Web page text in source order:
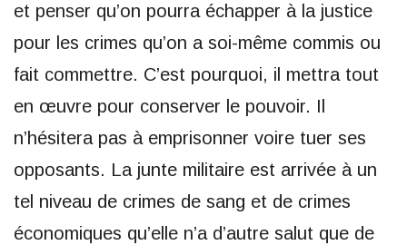
et penser qu’on pourra échapper à la justice
pour les crimes qu’on a soi-même commis ou
fait commettre. C’est pourquoi, il mettra tout
en œuvre pour conserver le pouvoir. Il
n’hésitera pas à emprisonner voire tuer ses
opposants. La junte militaire est arrivée à un
tel niveau de crimes de sang et de crimes
économiques qu’elle n’a d’autre salut que de